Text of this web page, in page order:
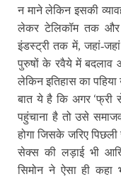
न माने लेकिन इसकी
लेकर टेलिकॉम तक
इंडस्ट्री तक में, जहां-जहां
पुरुषों के रवैये में
लेकिन इतिहास का
बात ये है कि अगर‘फ्री
पहुंचाना है तो उसे
होगा जिसके जरिए पिछली
सेक्स की लड़ाई भी
सिमोन ने ऐसा ही कहा